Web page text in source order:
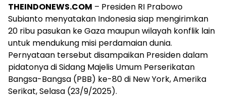
THEINDONEWS.COM – Presiden RI Prabowo
Subianto menyatakan Indonesia siap mengirimkan
20 ribu pasukan ke Gaza maupun wilayah konflik lain
untuk mendukung misi perdamaian dunia.
Pernyataan tersebut disampaikan Presiden dalam
pidatonya di Sidang Majelis Umum Perserikatan
Bangsa-Bangsa (PBB) ke-80 di New York, Amerika
Serikat, Selasa (23/9/2025).